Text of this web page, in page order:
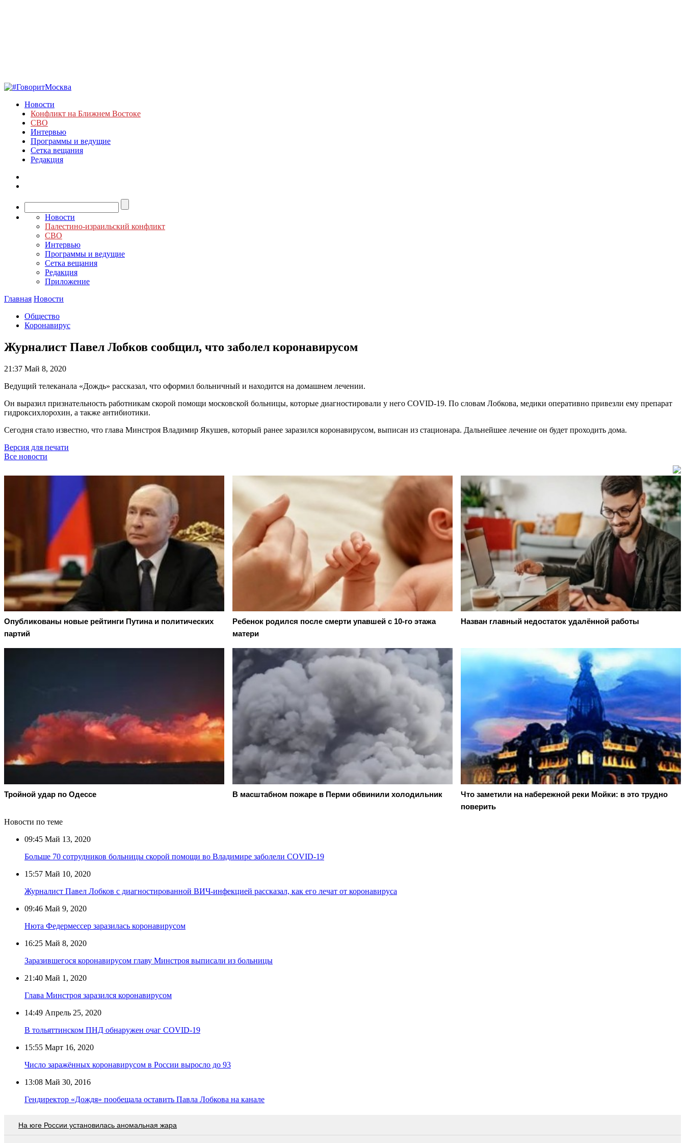
Новости
Конфликт на Ближнем Востоке
СВО
Интервью
Программы и ведущие
Сетка вещания
Редакция
Новости
Палестино-израильский конфликт
СВО
Интервью
Программы и ведущие
Сетка вещания
Редакция
Приложение
Главная Новости
Общество
Коронавирус
Журналист Павел Лобков сообщил, что заболел коронавирусом
21:37 Май 8, 2020
Ведущий телеканала «Дождь» рассказал, что оформил больничный и находится на домашнем лечении.
Он выразил признательность работникам скорой помощи московской больницы, которые диагностировали у него COVID-19. По словам Лобкова, медики оперативно привезли ему препарат
гидроксихлорохин, а также антибиотики.
Сегодня стало известно, что глава Минстроя Владимир Якушев, который ранее заразился коронавирусом, выписан из стационара. Дальнейшее лечение он будет проходить дома.
Версия для печати
Все новости
Опубликованы новые рейтинги Путина и политических
партий
Ребенок родился после смерти упавшей с 10-го этажа
матери
Назван главный недостаток удалённой работы
Тройной удар по Одессe В масштабном пожаре в Перми обвинили холодильник
Что заметили на набережной реки Мойки: в это трудно
поверить
Новости по теме
09:45 Май 13, 2020
Больше 70 сотрудников больницы скорой помощи во Владимире заболели COVID-19
15:57 Май 10, 2020
Журналист Павел Лобков с диагностированной ВИЧ-инфекцией рассказал, как его лечат от коронавируса
09:46 Май 9, 2020
Нюта Федермессер заразилась коронавирусом
16:25 Май 8, 2020
Заразившегося коронавирусом главу Минстроя выписали из больницы
21:40 Май 1, 2020
Глава Минстроя заразился коронавирусом
14:49 Апрель 25, 2020
В тольяттинском ПНД обнаружен очаг COVID-19
15:55 Март 16, 2020
Число заражённых коронавирусом в России выросло до 93
13:08 Май 30, 2016
Гендиректор «Дождя» пообещала оставить Павла Лобкова на канале
На юге России установилась аномальная жара